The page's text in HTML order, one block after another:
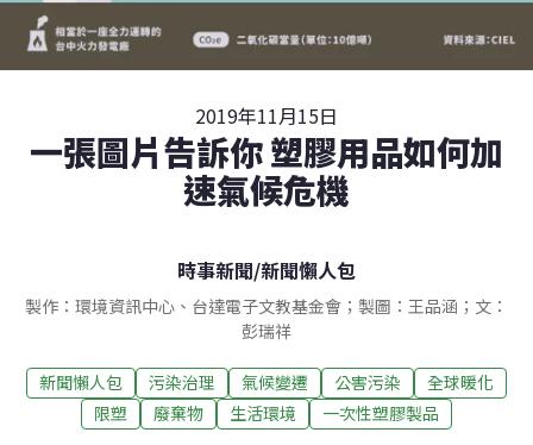
2019年11月15日
一張圖片告訴你 塑膠用品如何加
速氣候危機
時事新聞/新聞懶人包
製作：環境資訊中心、台達電子文教基金會；製圖：王品涵；文：
彭瑞祥
新聞懶人包 污染治理 氣候變遷 公害污染
全球暖化
限塑
廢棄物 生活環境 一次性塑膠製品